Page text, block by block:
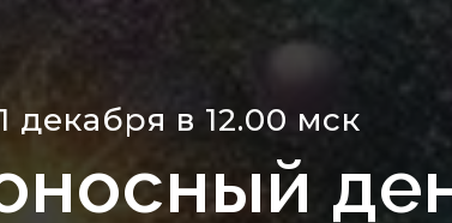
декабря в 12.00 мск